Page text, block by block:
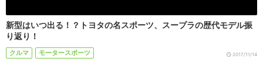
新型はいつ出る！？トヨタの名スポーツ、スープラの歴代モデル振
り返り！
クルマ モータースポーツ 2017/11/14